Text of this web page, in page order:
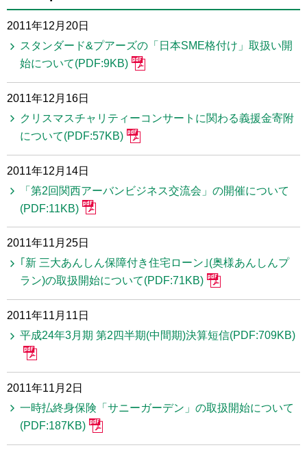
2011年12月20日
スタンダード&プアーズの「日本SME格付け」取扱い開
始について(PDF:9KB)
2011年12月16日
クリスマスチャリティーコンサートに関わる義援金寄附
について(PDF:57KB)
2011年12月14日
「第2回関西アーバンビジネス交流会」の開催について
(PDF:11KB)
2011年11月25日
｢新 三大あんしん保障付き住宅ローン｣(奥様あんしんプ
ラン)の取扱開始について(PDF:71KB)
2011年11月11日
平成24年3月期 第2四半期(中間期)決算短信(PDF:709KB)
2011年11月2日
一時払終身保険「サニーガーデン」の取扱開始について
(PDF:187KB)